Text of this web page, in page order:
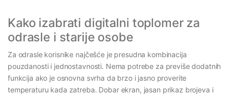
Kako izabrati digitalni toplomer za
odrasle i starije osobe
Za odrasle korisnike najčešće je presudna kombinacija
pouzdanosti i jednostavnosti. Nema potrebe za previše dodatnih
funkcija ako je osnovna svrha da brzo i jasno proverite
temperaturu kada zatreba. Dobar ekran, jasan prikaz brojeva i